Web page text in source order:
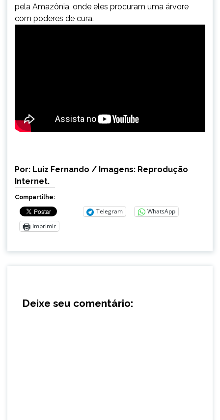
pela Amazônia, onde eles procuram uma árvore
com poderes de cura.
Por: Luiz Fernando / Imagens: Reprodução
Internet.
Compartilhe:
Telegram
WhatsApp
Imprimir
Deixe seu comentário: